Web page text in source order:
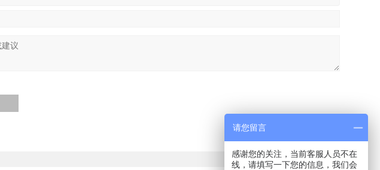
请您留言
感谢您的关注，当前客服人员不在
线，请填写一下您的信息，我们会